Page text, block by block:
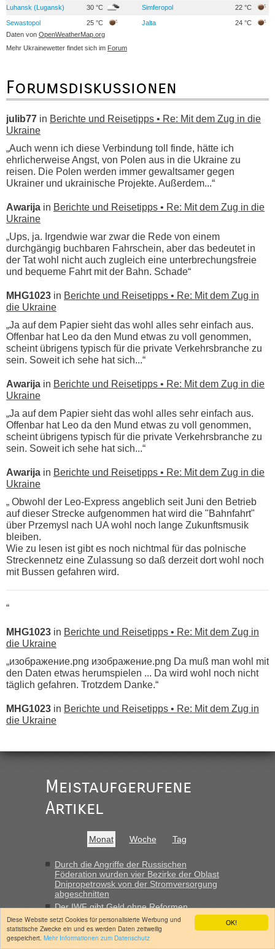
OK!
Diese Website setzt Cookies für personalisierte Werbung und
statistische Zwecke ein und es werden Daten zeitweilig
gespeichert. Mehr Informationen zum Datenschutz
Luhansk (Lugansk) 30 °C Simferopol 22 °C
Sewastopol 25 °C Jalta
24 °C
Daten von OpenWeatherMap.org
Mehr Ukrainewetter findet sich im Forum
Forumsdiskussionen
julib77 in Berichte und Reisetipps • Re: Mit dem Zug in die
Ukraine
„Auch wenn ich diese Verbindung toll finde, hätte ich
ehrlicherweise Angst, von Polen aus in die Ukraine zu
reisen. Die Polen werden immer gewaltsamer gegen
Ukrainer und ukrainische Projekte. Außerdem...“
Awarija in Berichte und Reisetipps • Re: Mit dem Zug in die
Ukraine
„Ups, ja. Irgendwie war zwar die Rede von einem
durchgängig buchbaren Fahrschein, aber das bedeutet in
der Tat wohl nicht auch zugleich eine unterbrechungsfreie
und bequeme Fahrt mit der Bahn. Schade“
MHG1023 in Berichte und Reisetipps • Re: Mit dem Zug in
die Ukraine
„Ja auf dem Papier sieht das wohl alles sehr einfach aus.
Offenbar hat Leo da den Mund etwas zu voll genommen,
scheint übrigens typisch für die private Verkehrsbranche zu
sein. Soweit ich sehe hat sich...“
Awarija in Berichte und Reisetipps • Re: Mit dem Zug in die
Ukraine
„Ja auf dem Papier sieht das wohl alles sehr einfach aus.
Offenbar hat Leo da den Mund etwas zu voll genommen,
scheint übrigens typisch für die private Verkehrsbranche zu
sein. Soweit ich sehe hat sich...“
Awarija in Berichte und Reisetipps • Re: Mit dem Zug in die
Ukraine
„ Obwohl der Leo-Express angeblich seit Juni den Betrieb
auf dieser Strecke aufgenommen hat wird die "Bahnfahrt"
über Przemysl nach UA wohl noch lange Zukunftsmusik
bleiben.
Wie zu lesen ist gibt es noch nichtmal für das polnische
Streckennetz eine Zulassung so daß derzeit dort wohl noch
mit Bussen gefahren wird.
“
MHG1023 in Berichte und Reisetipps • Re: Mit dem Zug in
die Ukraine
„изображение.png изображение.png Da muß man wohl mit
den Daten etwas herumspielen ... Da wird wohl noch nicht
täglich gefahren. Trotzdem Danke.“
MHG1023 in Berichte und Reisetipps • Re: Mit dem Zug in
die Ukraine
Ist korrekt, aber ich finde man hätte trotzdem im Text gleich
darauf hinweisen können.
War aber nicht "böse" gemeint ...
buchbar - warum auch immer ...
Hab´s versucht - bekomme aber immer angezeigt "auf dieser
Strecke fahren wir nicht"
MHG1023inBerichte und Reisetipps • Re: Mit dem Zug in
die Ukraine
Meistaufgerufene
Artikel
Monat Woche Tag
Durch die Angriffe der Russischen
Föderation wurden vier Bezirke der Oblast
Dnipropetrowsk von der Stromversorgung
abgeschnitten
Der IWF gibt Geld ohne Reformen
Der Getreidemarkt: Neue Ernte, alte
Probleme
Warum stürzt die Hrywnja ab?